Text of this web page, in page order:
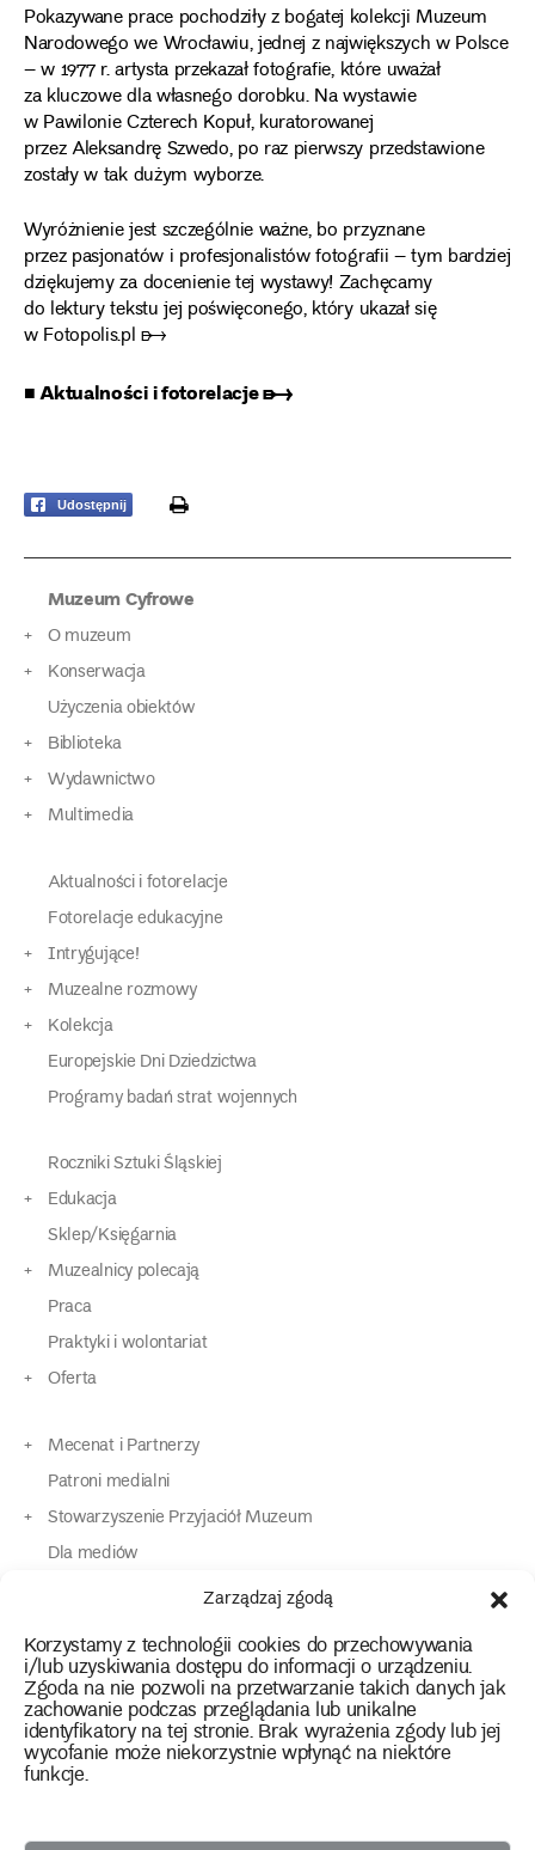
Zarządzaj zgodą
Korzystamy z technologii cookies do przechowywania
i/lub uzyskiwania dostępu do informacji o urządzeniu.
Zgoda na nie pozwoli na przetwarzanie takich danych jak
zachowanie podczas przeglądania lub unikalne
identyfikatory na tej stronie. Brak wyrażenia zgody lub jej
wycofanie może niekorzystnie wpłynąć na niektóre
funkcje.
Pokazywane prace pochodziły z bogatej kolekcji Muzeum
Narodowego we Wrocławiu, jednej z największych w Polsce
– w 1977 r. artysta przekazał fotografie, które uważał
za kluczowe dla własnego dorobku. Na wystawie
w Pawilonie Czterech Kopuł, kuratorowanej
przez Aleksandrę Szwedo, po raz pierwszy przedstawione
zostały w tak dużym wyborze.
Wyróżnienie jest szczególnie ważne, bo przyznane
przez pasjonatów i profesjonalistów fotografii – tym bardziej
dziękujemy za docenienie tej wystawy! Zachęcamy
do lektury tekstu jej poświęconego, który ukazał się
w Fotopolis.pl ➸
■ Aktualności i fotorelacje ➸
Udostępnij print
Muzeum Cyfrowe
O muzeum
Konserwacja
Użyczenia obiektów
Biblioteka
Wydawnictwo
Multimedia
Aktualności i fotorelacje
Fotorelacje edukacyjne
Intrygujące!
Muzealne rozmowy
Kolekcja
Europejskie Dni Dziedzictwa
Programy badań strat wojennych
Roczniki Sztuki Śląskiej
Edukacja
Sklep/Księgarnia
Muzealnicy polecają
Praca
Praktyki i wolontariat
Oferta
Mecenat i Partnerzy
Patroni medialni
Stowarzyszenie Przyjaciół Muzeum
Dla mediów
Dla osób o specjalnych potrzebach
Kontakt
instagram
twitterfacebookyoutube
tiktok
Polityka prywatności